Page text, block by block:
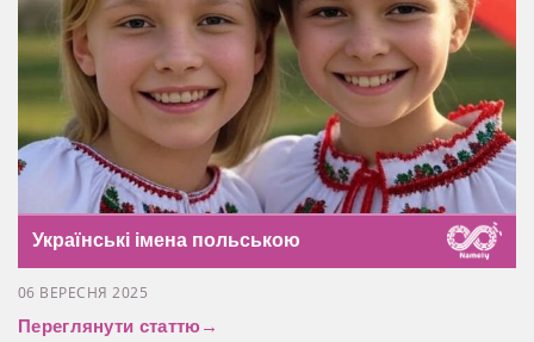
Українські імена польською
06 ВЕРЕСНЯ 2025
Переглянути статтю→